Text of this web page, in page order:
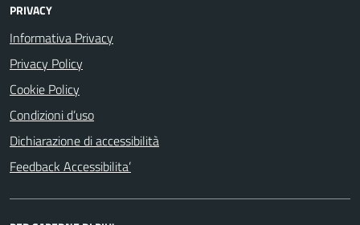
PRIVACY
Informativa Privacy
Privacy Policy
Cookie Policy
Condizioni d’uso
Dichiarazione di accessibilità
Feedback Accessibilita’